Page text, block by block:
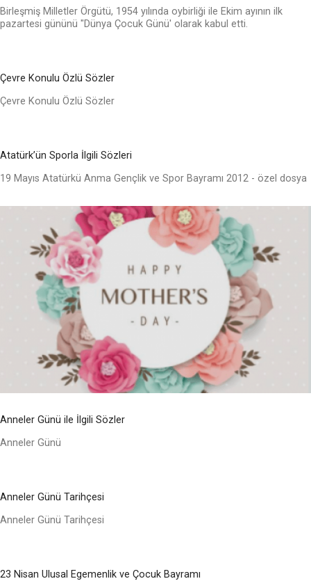
Birleşmiş Milletler Örgütü, 1954 yılında oybirliği ile Ekim ayının ilk
pazartesi gününü "Dünya Çocuk Günü' olarak kabul etti.
Çevre Konulu Özlü Sözler
Çevre Konulu Özlü Sözler
Atatürk’ün Sporla İlgili Sözleri
19 Mayıs Atatürkü Anma Gençlik ve Spor Bayramı 2012 - özel dosya
Anneler Günü ile İlgili Sözler
Anneler Günü
Anneler Günü Tarihçesi
Anneler Günü Tarihçesi
23 Nisan Ulusal Egemenlik ve Çocuk Bayramı